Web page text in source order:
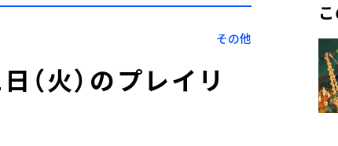
YouTube
その他
（火）のプレイリ